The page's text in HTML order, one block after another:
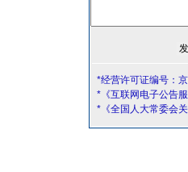
*经营许可证编号：
*《互联网电子公告服
*《全国人大常委会